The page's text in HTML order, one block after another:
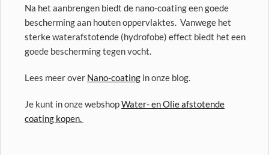
Na het aanbrengen biedt de nano-coating een goede
bescherming aan houten oppervlaktes. Vanwege het
sterke waterafstotende (hydrofobe) effect biedt het een
goede bescherming tegen vocht.
Lees meer over Nano-coating in onze blog.
Je kunt in onze webshopWater- en Olie afstotende
coating kopen.